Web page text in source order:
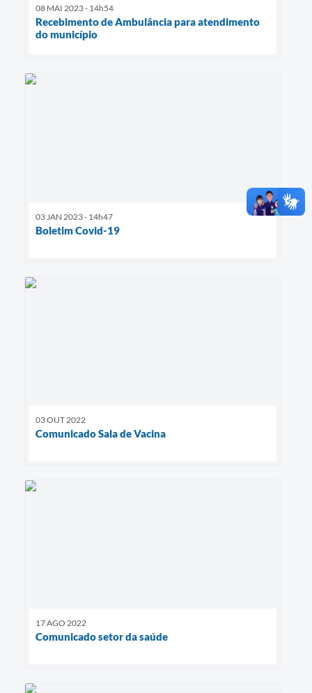
08 MAI 2023 - 14h54
Recebimento de Ambulância para atendimento
do município
03 JAN 2023 - 14h47
Boletim Covid-19
03 OUT 2022
Comunicado Sala de Vacina
17 AGO 2022
Comunicado setor da saúde